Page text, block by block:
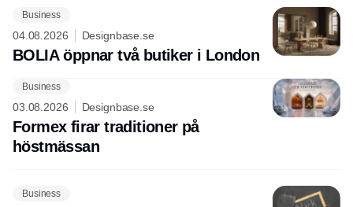
Business
04.08.2026 Designbase.se
BOLIA öppnar två butiker i London
Business
03.08.2026 Designbase.se
Formex firar traditioner på
höstmässan
Business